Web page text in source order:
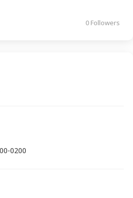
0 Followers
0200